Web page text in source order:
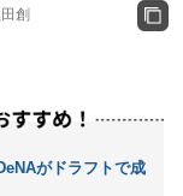
創
がドラフトで成